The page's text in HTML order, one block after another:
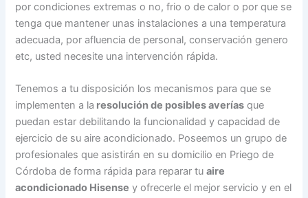
por condiciones extremas o no, frio o de calor o por que se
tenga que mantener unas instalaciones a una temperatura
adecuada, por afluencia de personal, conservación genero
etc, usted necesite una intervención rápida.
Tenemos a tu disposición los mecanismos para que se
implementen a la resolución de posibles averías que
puedan estar debilitando la funcionalidad y capacidad de
ejercicio de su aire acondicionado. Poseemos un grupo de
profesionales que asistirán en su domicilio en Priego de
Córdoba de forma rápida para reparar tuaire
acondicionado Hisense y ofrecerle el mejor servicio y en el